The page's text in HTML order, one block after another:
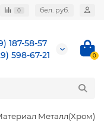
0 бел. руб.
187-58-57
598-67-21
0
Металл(Хром)